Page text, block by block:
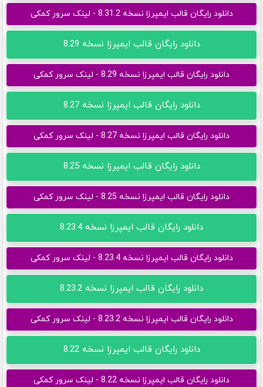
دانلود رایگان قالب ایمپرزا نسخه 8.31.2 - لینک سرور کمکی
دانلود رایگان قالب ایمپرزا نسخه 8.29
دانلود رایگان قالب ایمپرزا نسخه 8.29 - لینک سرور کمکی
دانلود رایگان قالب ایمپرزا نسخه 8.27
دانلود رایگان قالب ایمپرزا نسخه 8.27 - لینک سرور کمکی
دانلود رایگان قالب ایمپرزا نسخه 8.25
دانلود رایگان قالب ایمپرزا نسخه 8.25 - لینک سرور کمکی
دانلود رایگان قالب ایمپرزا نسخه 8.23.4
دانلود رایگان قالب ایمپرزا نسخه 8.23.4 - لینک سرور کمکی
دانلود رایگان قالب ایمپرزا نسخه 8.23.2
دانلود رایگان قالب ایمپرزا نسخه 8.23.2 - لینک سرور کمکی
دانلود رایگان قالب ایمپرزا نسخه 8.22
دانلود رایگان قالب ایمپرزا نسخه 8.22 - لینک سرور کمکی